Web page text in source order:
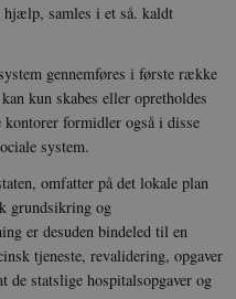
hjælp, samles i et så. kaldt
gennemføres i første række
kun skabes eller opretholdes
formidler også i disse
system.
omfatter på det lokale plan
grundsikring og
er desuden bindeled til en
tjeneste, revalidering, opgaver
statslige hospitalsopgaver og